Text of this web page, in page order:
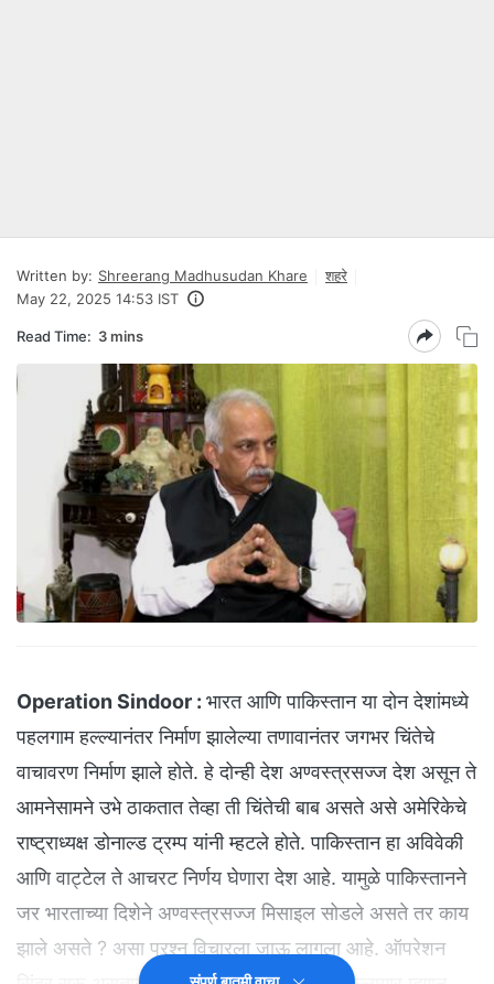
Written by: Shreerang Madhusudan Khare
शहरे
May 22, 2025 14:53 IST
Read Time: 3 mins
Operation Sindoor : भारत आणि पाकिस्तान या दोन देशांमध्ये
पहलगाम हल्ल्यानंतर निर्माण झालेल्या तणावानंतर जगभर चिंतेचे
वाचावरण निर्माण झाले होते. हे दोन्ही देश अण्वस्त्रसज्ज देश असून ते
आमनेसामने उभे ठाकतात तेव्हा ती चिंतेची बाब असते असे अमेरिकेचे
राष्ट्राध्यक्ष डोनाल्ड ट्रम्प यांनी म्हटले होते. पाकिस्तान हा अविवेकी
आणि वाट्टेल ते आचरट निर्णय घेणारा देश आहे. यामुळे पाकिस्तानने
जर भारताच्या दिशेने अण्वस्त्रसज्ज मिसाइल सोडले असते तर काय
झाले असते ? असा प्रश्न विचारला जाऊ लागला आहे. ऑपरेशन